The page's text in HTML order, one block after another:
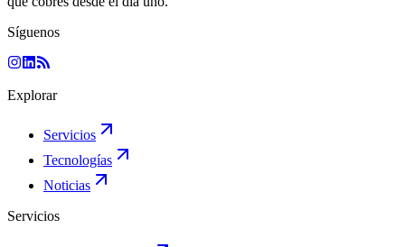
Síguenos
Explorar
Servicios
Tecnologías
Noticias
Servicios